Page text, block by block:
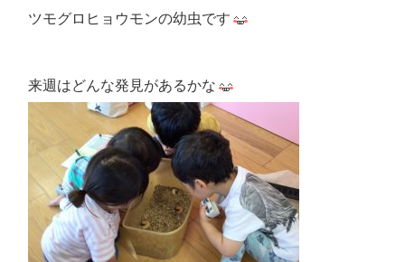
ツモグロヒョウモンの幼虫です
来週はどんな発見があるかな